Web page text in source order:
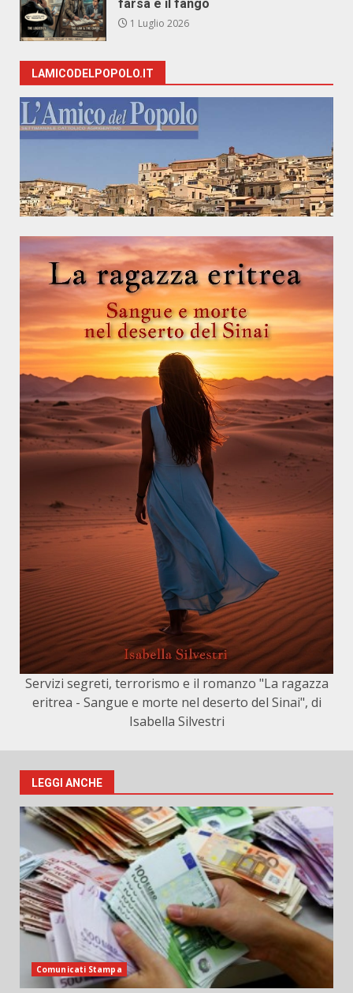
farsa e il fango
1 Luglio 2026
LAMICODELPOPOLO.IT
Servizi segreti, terrorismo e il romanzo "La ragazza
eritrea - Sangue e morte nel deserto del Sinai", di
Isabella Silvestri
LEGGI ANCHE
Comunicati Stampa